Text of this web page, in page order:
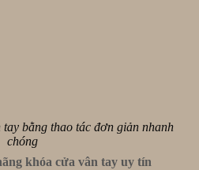
bằng thao tác đơn giản nhanh
chóng
khóa cửa vân tay uy tín